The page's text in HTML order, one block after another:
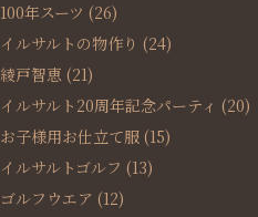
100年スーツ (26)
イルサルトの物作り (24)
綾戸智恵 (21)
イルサルト20周年記念パーティ (20)
お子様用お仕立て服 (15)
イルサルトゴルフ (13)
ゴルフウエア (12)